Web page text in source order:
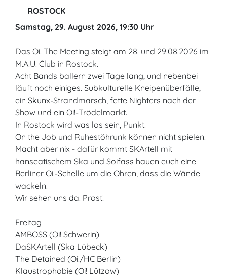
ROSTOCK
Samstag, 29. August 2026, 19:30 Uhr
Das Oi! The Meeting steigt am 28. und 29.08.2026 im
M.A.U. Club in Rostock.
Acht Bands ballern zwei Tage lang, und nebenbei
läuft noch einiges. Subkulturelle Kneipenüberfälle,
ein Skunx-Strandmarsch, fette Nighters nach der
Show und ein Oi!-Trödelmarkt.
In Rostock wird was los sein, Punkt.
On the Job und Ruhestöhrunk können nicht spielen.
Macht aber nix - dafür kommt SKArtell mit
hanseatischem Ska und Soifass hauen euch eine
Berliner Oi!-Schelle um die Ohren, dass die Wände
wackeln.
Wir sehen uns da. Prost!
Freitag
AMBOSS (Oi! Schwerin)
DaSKArtell (Ska Lübeck)
The Detained (Oi!/HC Berlin)
Klaustrophobie (Oi! Lützow)